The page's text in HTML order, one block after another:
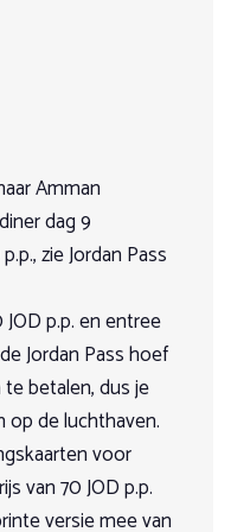
de High Place of
geniet je van het diner,
voert langs
bij een bron waar
bij het kampvuur
te genieten van het
woestijn.
en zadelen van je
Je ziet onderweg het
naar woestijnachtig.
schaduwrijke plek in
Daarna gaat het verder
Rum. De rit voert
Amman
dag 9
zie Jordan Pass
p.p. en entree
Jordan Pass hoef
betalen, dus je
de luchthaven.
voor
van 70 JOD p.p.
versie mee van